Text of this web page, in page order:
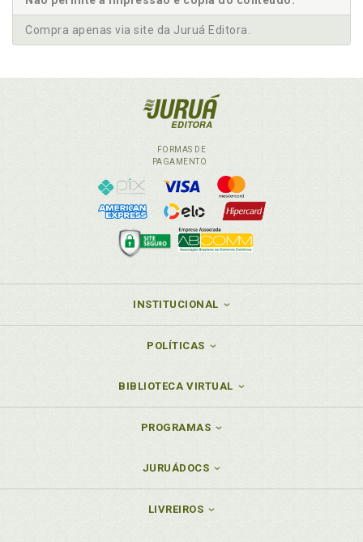
Compra apenas via site da Juruá Editora.
FORMAS DE
PAGAMENTO
INSTITUCIONAL
POLÍTICAS
BIBLIOTECA VIRTUAL
PROGRAMAS
JURUÁDOCS
LIVREIROS